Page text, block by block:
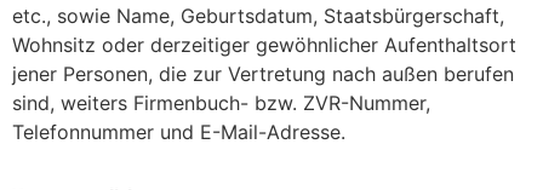
etc., sowie Name, Geburtsdatum, Staatsbürgerschaft,
Wohnsitz oder derzeitiger gewöhnlicher Aufenthaltsort
jener Personen, die zur Vertretung nach außen berufen
sind, weiters Firmenbuch- bzw. ZVR-Nummer,
Telefonnummer und E-Mail-Adresse.